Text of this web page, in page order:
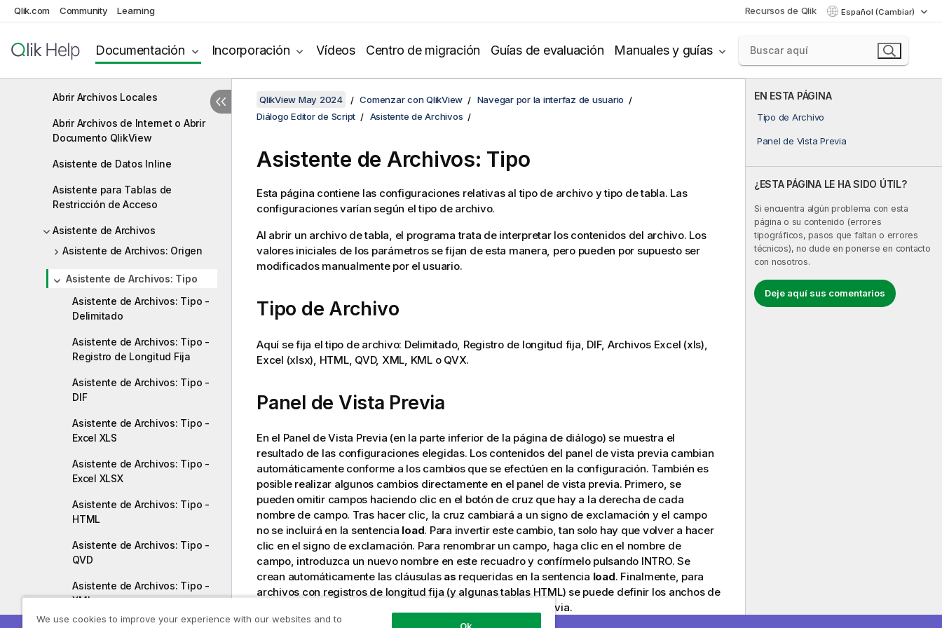
Qlik.com Community Learning Recursos de Qlik Español (Cambiar)
Documentación Incorporación Vídeos Centro de migración Guías de evaluación Manuales y guías
Propiedades de vínculo de datos
Conectar a una fuente de datos
Abrir Archivos Locales
Abrir Archivos de Internet o Abrir
Documento QlikView
Asistente de Datos Inline
Asistente para Tablas de
Restricción de Acceso
Asistente de Archivos
Asistente de Archivos: Origen
Asistente de Archivos: Tipo
Asistente de Archivos: Tipo -
Delimitado
Asistente de Archivos: Tipo -
Registro de Longitud Fija
Asistente de Archivos: Tipo -
DIF
Asistente de Archivos: Tipo -
Excel XLS
Asistente de Archivos: Tipo -
Excel XLSX
Asistente de Archivos: Tipo -
HTML
Asistente de Archivos: Tipo -
QVD
Asistente de Archivos: Tipo -
XML
EN ESTA PÁGINA
Tipo de Archivo
Panel de Vista Previa
¿ESTA PÁGINA LE HA SIDO ÚTIL?
Si encuentra algún problema con esta
página o su contenido (errores
tipográficos, pasos que faltan o errores
técnicos), no dude en ponerse en contacto
con nosotros.
Deje aquí sus comentarios
QlikView May 2024 Comenzar con QlikView
Navegar por la interfaz de usuario
Diálogo Editor de Script
Asistente de Archivos
Asistente de Archivos: Tipo
Esta página contiene las configuraciones relativas al tipo de archivo y tipo de tabla. Las
configuraciones varían según el tipo de archivo.
Al abrir un archivo de tabla, el programa trata de interpretar los contenidos del archivo. Los
valores iniciales de los parámetros se fijan de esta manera, pero pueden por supuesto ser
modificados manualmente por el usuario.
Tipo de Archivo
Aquí se fija el tipo de archivo: Delimitado, Registro de longitud fija, DIF, Archivos Excel (xls),
Excel (xlsx), HTML, QVD, XML , KMLo QVX.
Panel de Vista Previa
En el Panel de Vista Previa (en la parte inferior de la página de diálogo) se muestra el
resultado de las configuraciones elegidas. Los contenidos del panel de vista previa cambian
automáticamente conforme a los cambios que se efectúen en la configuración. También es
posible realizar algunos cambios directamente en el panel de vista previa. Primero, se
pueden omitir campos haciendo clic en el botón de cruz que hay a la derecha de cada
nombre de campo. Tras hacer clic, la cruz cambiará a un signo de exclamación y el campo
no se incluirá en la sentencia load. Para invertir este cambio, tan solo hay que volver a hacer
clic en el signo de exclamación. Para renombrar un campo, haga clic en el nombre de
campo, introduzca un nuevo nombre en este recuadro y confírmelo pulsando INTRO. Se
crean automáticamente las cláusulas as requeridas en la sentencia load. Finalmente, para
archivos con registros de longitud fija (y algunas tablas HTML) se puede definir los anchos de
columna directamente haciendo clic en el panel de vista previa.
We use cookies to improve your experience with our websites and to